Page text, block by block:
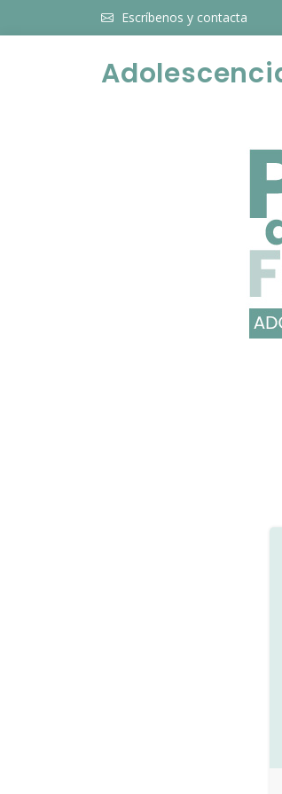
Escríbenos y contacta